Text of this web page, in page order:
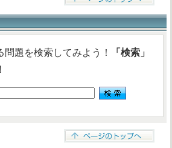
問題を検索してみよう！
「検索」